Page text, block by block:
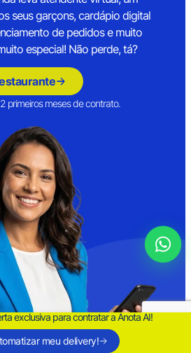
exclusiva para contratar a Anota AI!
meu delivery!
seus garçons, cardápio digital
de pedidos e muito
especial! Não perde, tá?
primeiros meses de contrato.